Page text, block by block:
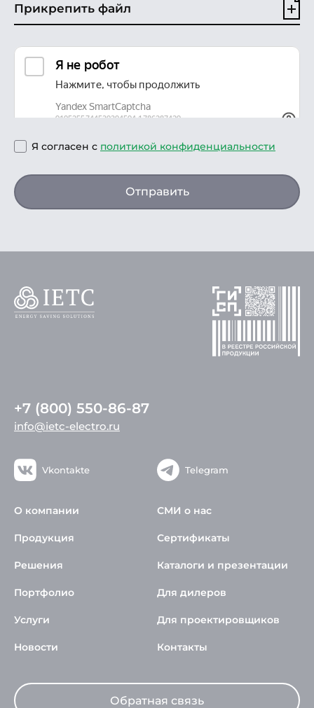
Прикрепить файл
Я согласен с политикой конфиденциальности
Отправить
+7 (800) 550-86-87
info@ietc-electro.ru
Vkontakte Telegram
О компании
Продукция
Решения
Портфолио
Услуги
Новости
СМИ о нас
Сертификаты
Каталоги и презентации
Для дилеров
Для проектировщиков
Контакты
Обратная связь